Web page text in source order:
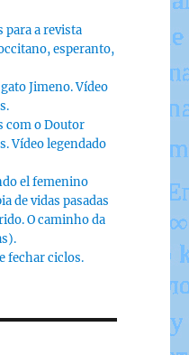
para a revista
esperanto,
Jimeno. Vídeo
com o Doutor
Vídeo legendado
el femenino
de vidas pasadas
O caminho da
fechar ciclos.